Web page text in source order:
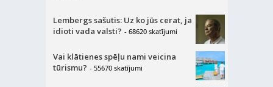
Lembergs sašutis: Uz ko jūs cerat, ja
idioti vada valsti? - 68620 skatījumi
Vai klātienes spēļu nami veicina
tūrismu? - 55670 skatījumi